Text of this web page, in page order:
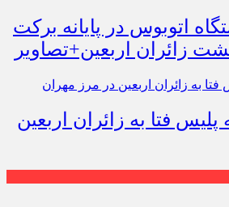
۷۱۴ دستگاه اتوبوس در پایانه برکت
زائران اربعین+تصاویر
ساعته پلیس فتا به زائران اربعین